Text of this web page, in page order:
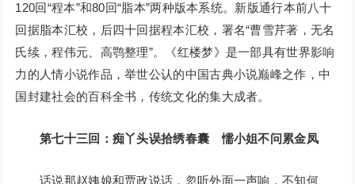
120回“程本”和80回“脂本”两种版本系统。新版通行本前八十
回据脂本汇校，后四十回据程本汇校，署名“曹雪芹著，无名
氏续，程伟元、高鹗整理”。《红楼梦》是一部具有世界影响
力的人情小说作品，举世公认的中国古典小说巅峰之作，中
国封建社会的百科全书，传统文化的集大成者。
第七十三回：痴丫头误拾绣春囊 懦小姐不问累金凤
话说那赵姨娘和贾政说话，忽听外面一声响，不知何